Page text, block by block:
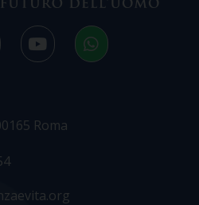
Roma